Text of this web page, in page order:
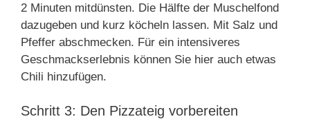
2 Minuten mitdünsten. Die Hälfte der Muschelfond
dazugeben und kurz köcheln lassen. Mit Salz und
Pfeffer abschmecken. Für ein intensiveres
Geschmackserlebnis können Sie hier auch etwas
Chili hinzufügen.
Schritt 3: Den Pizzateig vorbereiten